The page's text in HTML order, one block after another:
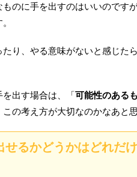
のに手を出すのはいいのです
たり、やる意味がないと感じた
出す場合は、「可能性のある
この考え方が大切なのかなあと思
せるかどうかはどれだ